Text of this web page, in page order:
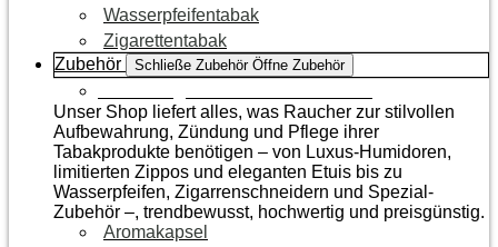
Wasserpfeifentabak
Zigarettentabak
Zubehör
Schließe Zubehör Öffne Zubehör
Unser Shop liefert alles, was Raucher zur stilvollen
Aufbewahrung, Zündung und Pflege ihrer
Tabakprodukte benötigen – von Luxus-Humidoren,
limitierten Zippos und eleganten Etuis bis zu
Wasserpfeifen, Zigarrenschneidern und Spezial-
Zubehör –, trendbewusst, hochwertig und preisgünstig.
Aromakapsel